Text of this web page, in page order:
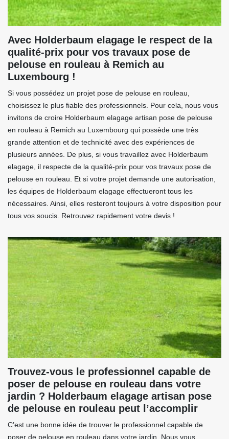
Avec Holderbaum elagage le respect de la
qualité-prix pour vos travaux pose de
pelouse en rouleau à Remich au
Luxembourg !
Si vous possédez un projet pose de pelouse en rouleau,
choisissez le plus fiable des professionnels. Pour cela, nous vous
invitons de croire Holderbaum elagage artisan pose de pelouse
en rouleau à Remich au Luxembourg qui possède une très
grande attention et de technicité avec des expériences de
plusieurs années. De plus, si vous travaillez avec Holderbaum
elagage, il respecte de la qualité-prix pour vos travaux pose de
pelouse en rouleau. Et si votre projet demande une autorisation,
les équipes de Holderbaum elagage effectueront tous les
nécessaires. Ainsi, elles resteront toujours à votre disposition pour
tous vos soucis. Retrouvez rapidement votre devis !
Trouvez-vous le professionnel capable de
poser de pelouse en rouleau dans votre
jardin ? Holderbaum elagage artisan pose
de pelouse en rouleau peut l’accomplir
C’est une bonne idée de trouver le professionnel capable de
poser de pelouse en rouleau dans votre jardin. Nous vous